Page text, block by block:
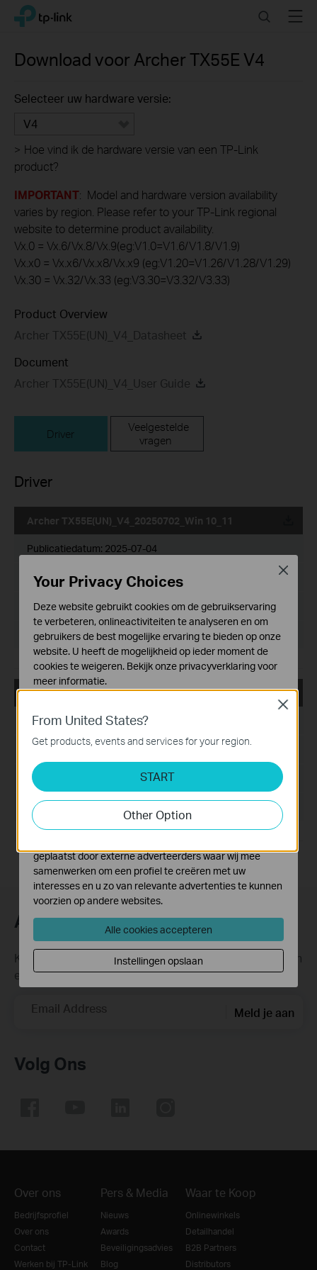
Click
navigation
TP-Link, Reliably Smart SearchMenu
Download voor Archer TX55E V4
Selecteer uw hardware versie:
V4
> Hoe vind ik de hardware versie van een TP-Link
product?
IMPORTANT: Model and hardware version availability
varies by region. Please refer to your TP-Link regional
website to determine product availability.
Vx.0 = Vx.6/Vx.8/Vx.9(eg:V1.0=V1.6/V1.8/V1.9)
Vx.x0 = Vx.x6/Vx.x8/Vx.x9 (eg:V1.20=V1.26/V1.28/V1.29)
Vx.30 = Vx.32/Vx.33 (eg:V3.30=V3.32/V3.33)
Product Overview
Archer TX55E(UN)_V4_Datasheet
Document
Archer TX55E(UN)_V4_User Guide
Driver
Veelgestelde
vragen
Driver
Archer TX55E(UN)_V4_20250702_Win 10_11
Publicatiedatum: 2025-07-04
Taal:Meertalig
Bestandsgrootte:31.41 MB
Besturingssysteem: Win 10_11
Archer TX55E_V4_00.034_240620_Win10_Win11
Publicatiedatum: 2024-11-04
Meertalig
Bestandsgrootte: 36.49 MB
Besturingssysteem: win10x64, win11x64
Abonneer
Krijg updates over nieuwe producten, samenwerkingen
en ander interessant nieuws
Email Address Meld je aan
Volg Ons
Over ons
Bedrijfsprofiel
Over ons
Contact
Werken bij TP-Link
Pers & Media
Nieuws
Awards
Beveiligingsadvies
Blog
Waar te Koop
Onlinewinkels
Detailhandel
B2B Partners
Distributors
From United States?
Get products, events and services for your region.
START
Other Option
Close
Your Privacy Choices
Deze website gebruikt cookies om de gebruikservaring
te verbeteren, onlineactiviteiten te analyseren en om
gebruikers de best mogelijke ervaring te bieden op onze
website. U heeft de mogelijkheid op ieder moment de
cookies te weigeren. Bekijk onze privacyverklaringvoor
meer informatie.
Deze cookies zijn noodzakelijk voor de werking van de
website en kunnen niet worden uitgeschakeld.
Analyse en Marketing Cookies
Cookies voor analyse geven ons de mogelijkheid uw
activiteiten op onze website te volgen en zo de
functionaliteit van de website aan te passen en te
verbeteren.
geplaatst door externe adverteerders waar wij mee
samenwerken om een profiel te creëren met uw
interesses en u zo van relevante advertenties te kunnen
voorzien op andere websites.
Alle cookies accepteren
Instellingen opslaan
Close